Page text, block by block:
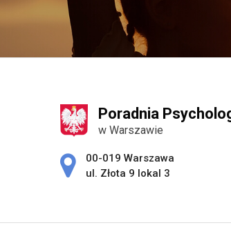
Poradnia
w Warszawie
Adres pocztowy:
00-019 Warszawa
ul. Złota 9 lokal 3